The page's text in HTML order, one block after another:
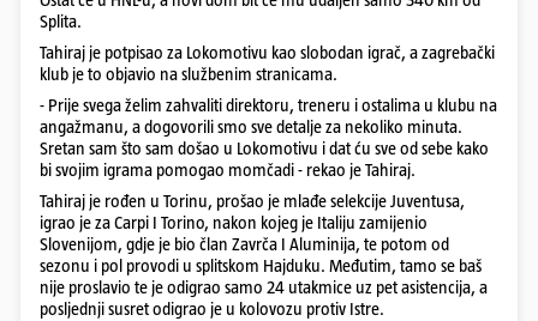
Splita.
Tahiraj je potpisao za Lokomotivu kao slobodan igrač, a zagrebački
klub je to objavio na službenim stranicama.
- Prije svega želim zahvaliti direktoru, treneru i ostalima u klubu na
angažmanu, a dogovorili smo sve detalje za nekoliko minuta.
Sretan sam što sam došao u Lokomotivu i dat ću sve od sebe kako
bi svojim igrama pomogao momčadi - rekao je Tahiraj.
Tahiraj je rođen u Torinu, prošao je mlađe selekcije Juventusa,
igrao je za Carpi I Torino, nakon kojeg je Italiju zamijenio
Slovenijom, gdje je bio član Zavrča I Aluminija, te potom od
sezonu i pol provodi u splitskom Hajduku. Međutim, tamo se baš
nije proslavio te je odigrao samo 24 utakmice uz pet asistencija, a
posljednji susret odigrao je u kolovozu protiv Istre.